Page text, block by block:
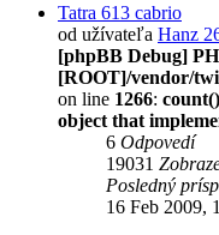
Tatra 613 cabrio
od užívateľa Hanz
[phpBB Debug]
[ROOT]/vendor/
on line 1266:
object that
6 Odpovedí
19031
Posledný
16 Feb 2009,